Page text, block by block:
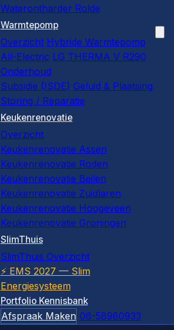
Waterontharder Rolde
Warmtepomp
Overzicht Hybride Warmtepomp
All-Electric LG THERMA V R290
Onderhoud
Subsidie (ISDE) Geluid & Plaatsing
Storing / Reparatie
Keukenrenovatie
Overzicht
Keukenrenovatie Assen
Keukenrenovatie Roden
Keukenrenovatie Beilen
Keukenrenovatie Zuidlaren
Keukenrenovatie Hoogeveen
Keukenrenovatie Groningen
SlimThuis
SlimThuis Overzicht
⚡ EMS 2027 — Slim
Energiesysteem
Portfolio Kennisbank
Afspraak Maken 06-58980933